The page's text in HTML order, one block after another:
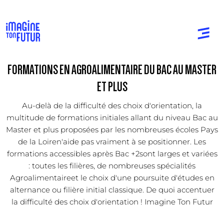
FORMATIONS EN AGROALIMENTAIRE DU BAC AU MASTER
ET PLUS
Au-delà de la difficulté des choix d'orientation, la
multitude de formations initiales allant du niveau Bac au
Master et plus proposées par les nombreuses écoles Pays
de la Loiren'aide pas vraiment à se positionner. Les
formations accessibles après Bac +2sont larges et variées
: toutes les filières, de nombreuses spécialités
Agroalimentaireet le choix d'une poursuite d'études en
alternance ou filière initial classique. De quoi accentuer
la difficulté des choix d'orientation ! Imagine Ton Futur